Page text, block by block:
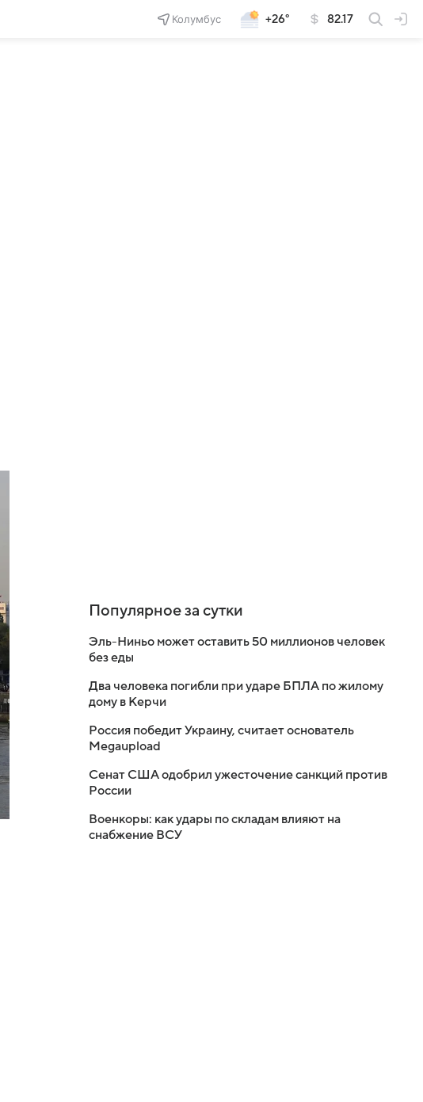
Колумбус +26° 82.17
Популярное за сутки
Эль-Ниньо может оставить 50 миллионов человек
без еды
Два человека погибли при ударе БПЛА по жилому
дому в Керчи
Россия победит Украину, считает основатель
Megaupload
Сенат США одобрил ужесточение санкций против
России
Военкоры: как удары по складам влияют на
снабжение ВСУ